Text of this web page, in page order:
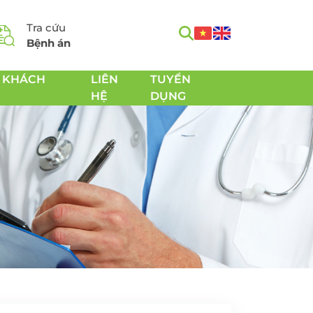
Tra cứu
Bệnh án
Tầm soát Ung thư toàn
diện
Tầm soát Ung thư tiêu
hóa
Tầm soát Ung thư
tuyến giáp
KHÁCH
LIÊN
HỆ
TUYỂN
DỤNG